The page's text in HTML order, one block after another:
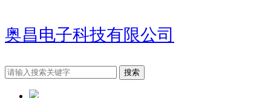
奥昌电子科技有限公司